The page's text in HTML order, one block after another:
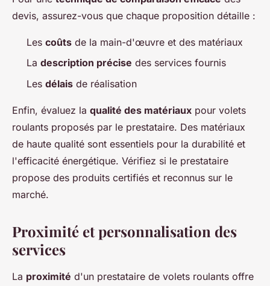
devis, assurez-vous que chaque proposition détaille :
Les coûts de la main-d'œuvre et des matériaux
La description précise des services fournis
Les délais de réalisation
Enfin, évaluez la qualité des matériaux pour volets
roulants proposés par le prestataire. Des matériaux
de haute qualité sont essentiels pour la durabilité et
l'efficacité énergétique. Vérifiez si le prestataire
propose des produits certifiés et reconnus sur le
marché.
Proximité et personnalisation des
services
La proximité d'un prestataire de volets roulants offre